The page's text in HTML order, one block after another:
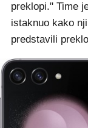
preklopi." Time
istaknuo kako
predstavili